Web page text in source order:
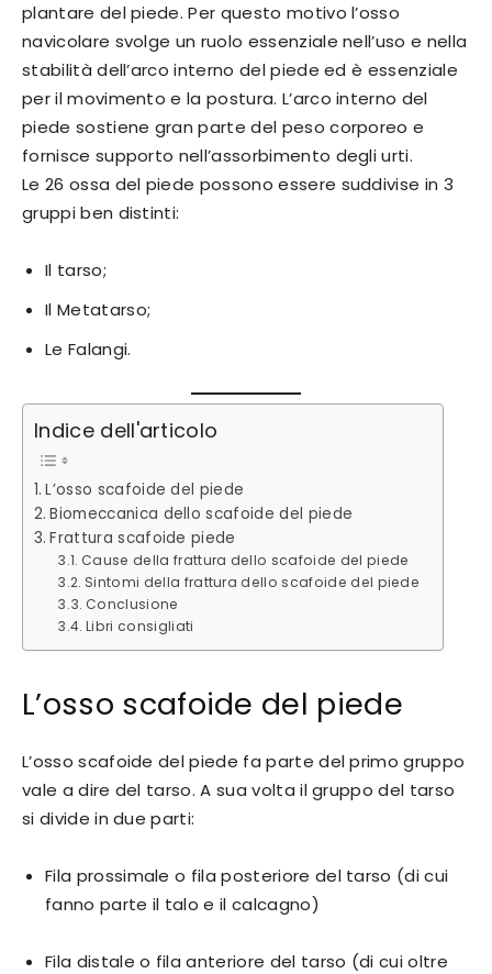
plantare del piede. Per questo motivo l’osso
navicolare svolge un ruolo essenziale nell’uso e nella
stabilità dell’arco interno del piede ed è essenziale
per il movimento e la postura. L’arco interno del
piede sostiene gran parte del peso corporeo e
fornisce supporto nell’assorbimento degli urti.
Le 26 ossa del piede possono essere suddivise in 3
gruppi ben distinti:
Il tarso;
Il Metatarso;
Le Falangi.
Indice dell'articolo
L’osso scafoide del piede
Biomeccanica dello scafoide del piede
Frattura scafoide piede
Cause della frattura dello scafoide del piede
Sintomi della frattura dello scafoide del piede
Conclusione
Libri consigliati
L’osso scafoide del piede
L’osso scafoide del piede fa parte del primo gruppo
vale a dire del tarso. A sua volta il gruppo del tarso
si divide in due parti:
Fila prossimale o fila posteriore del tarso (di cui
fanno parte il talo e il calcagno)
Fila distale o fila anteriore del tarso (di cui oltre